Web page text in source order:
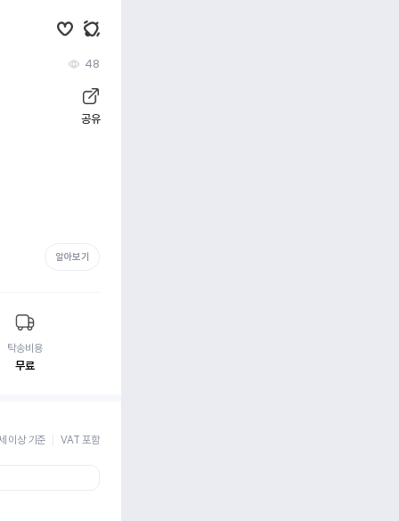
48
공유
알아보기
탁송비용
무료
이상 기준 VAT 포함